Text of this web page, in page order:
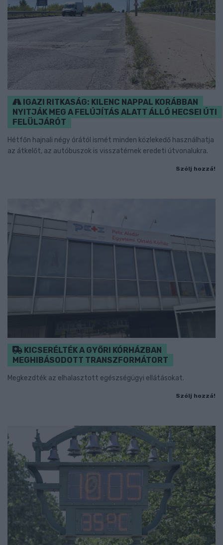
IGAZI RITKASÁG: KILENC NAPPAL KORÁBBAN
NYITJÁK MEG A FELÚJÍTÁS ALATT ÁLLÓ HECSEI ÚTI
FELÜLJÁRÓT
Hétfőn hajnali négy órától ismét minden közlekedő használhatja
az átkelőt, az autóbuszok is visszatérnek eredeti útvonalukra.
Szólj hozzá!
KICSERÉLTÉK A GYŐRI KÓRHÁZBAN
MEGHIBÁSODOTT TRANSZFORMÁTORT
Megkezdték az elhalasztott egészségügyi ellátásokat.
Szólj hozzá!